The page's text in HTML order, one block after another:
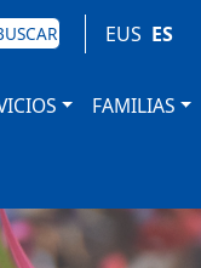
EUS ES
FAMILIAS